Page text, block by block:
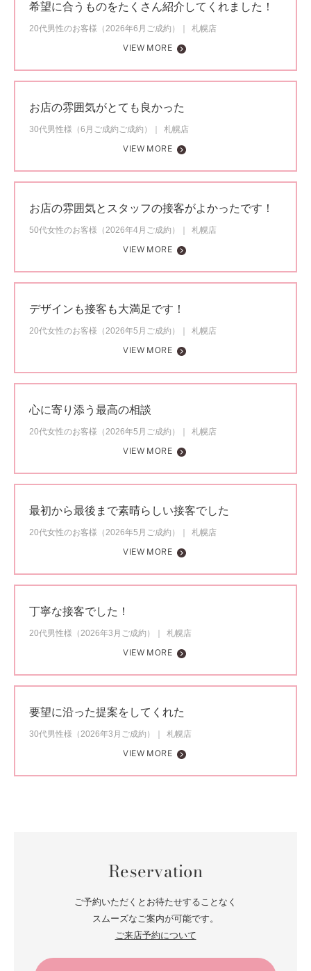
希望に合うものをたくさん紹介してくれました！
20代男性のお客様（2026年6月ご成約）
札幌店
VIEW MORE
お店の雰囲気がとても良かった
30代男性様（6月ご成約ご成約）
札幌店
VIEW MORE
お店の雰囲気とスタッフの接客がよかったです！
50代女性のお客様（2026年4月ご成約）
札幌店
VIEW MORE
デザインも接客も大満足です！
20代女性のお客様（2026年5月ご成約）
札幌店
VIEW MORE
心に寄り添う最高の相談
20代女性のお客様（2026年5月ご成約）
札幌店
VIEW MORE
最初から最後まで素晴らしい接客でした
20代女性のお客様（2026年5月ご成約）
札幌店
VIEW MORE
丁寧な接客でした！
20代男性様（2026年3月ご成約）
札幌店
VIEW MORE
要望に沿った提案をしてくれた
30代男性様（2026年3月ご成約）
札幌店
VIEW MORE
Reservation
ご予約いただくとお待たせすることなく
スムーズなご案内が可能です。
ご来店予約について